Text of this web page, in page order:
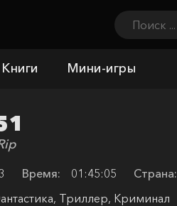
Книги Мини-игры
Время: 01:45:05 Страна:
Триллер, Криминал